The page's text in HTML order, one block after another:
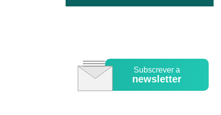
Subscrever a
newsletter